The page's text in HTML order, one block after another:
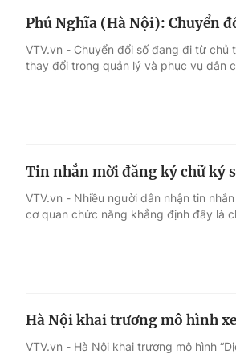
Phú Nghĩa (Hà Nội): Chuyển
VTV.vn - Chuyển đổi số đang đi từ chủ
thay đổi trong quản lý và phục vụ dân
Tin nhắn mời đăng ký chữ ký
VTV.vn - Nhiều người dân nhận tin
cơ quan chức năng khẳng định đây là
Hà Nội khai trương mô hình
VTV.vn - Hà Nội khai trương mô hình